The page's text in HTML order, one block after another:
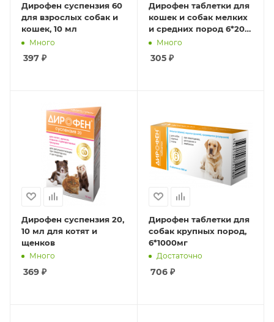
Дирофен суспензия 60
для взрослых собак и
кошек, 10 мл
Много
397 ₽
Дирофен таблетки для
кошек и собак мелких
и средних пород 6*200
мгМного
305₽
Дирофен суспензия 20,
10 мл для котят и
щенков
Много
369 ₽
Дирофен таблетки для
собак крупных пород,
6*1000мг
Достаточно
706₽